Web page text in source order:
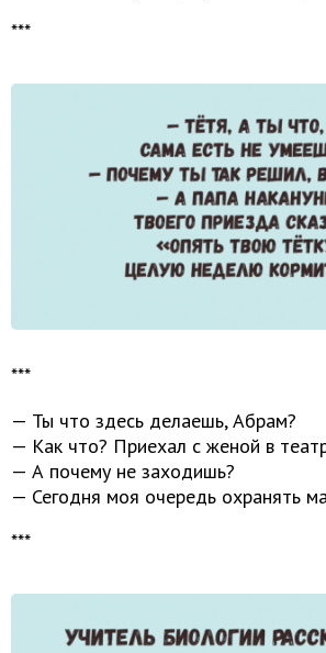
***
***
— Ты что здесь делаешь, Абрам?
— Как что? Приехал с женой в
— А почему не заходишь?
— Сегодня моя очередь охранять
***